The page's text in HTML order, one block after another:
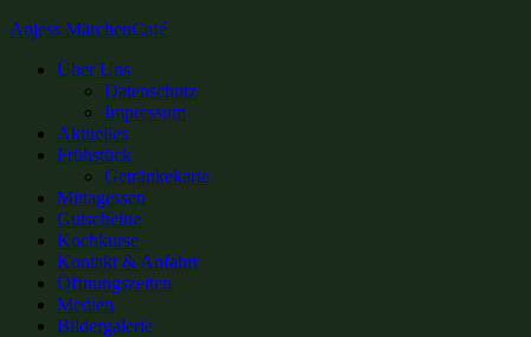
Anjess MärchenCafé
Primary
Über Uns
Datenschutz
Impressum
Aktuelles
Frühstück
Getränkekarte
Mittagessen
Gutscheine
Kochkurse
Kontakt & Anfahrt
Öffnungszeiten
Medien
Bildergalerie